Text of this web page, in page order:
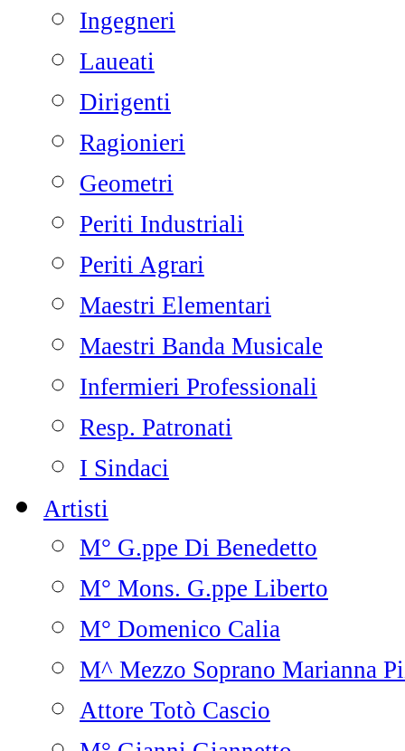
Ingegneri
Laueati
Dirigenti
Ragionieri
Geometri
Periti Industriali
Periti Agrari
Maestri Elementari
Maestri Banda Musicale
Infermieri Professionali
Resp. Patronati
I Sindaci
Artisti
M° G.ppe Di Benedetto
M° Mons. G.ppe Liberto
M° Domenico Calia
M^ Mezzo Soprano Marianna
Attore Totò Cascio